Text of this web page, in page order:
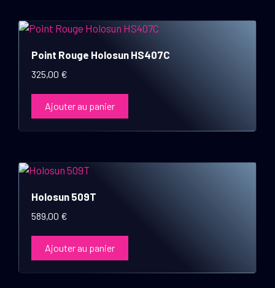
Point Rouge Holosun HS407C
325,00 €
Ajouter au panier
Holosun 509T
589,00 €
Ajouter au panier